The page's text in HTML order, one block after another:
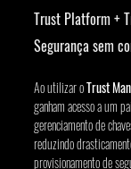
Trust Platform +
Segurança sem
Ao utilizar o Trust
ganham acesso a um
gerenciamento de
reduzindo
provisionamento de